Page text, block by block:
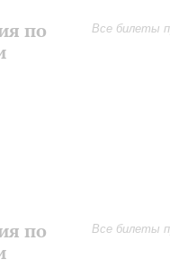
по
Все билеты
по
Все билеты